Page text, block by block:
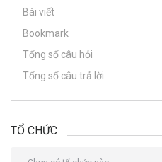
Bài viết
Bookmark
Tổng số câu hỏi
Tổng số câu trả lời
TỔ CHỨC